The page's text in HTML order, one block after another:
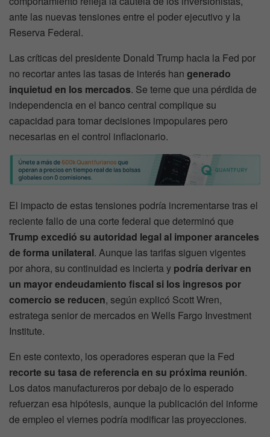
ante las nuevas tensiones entre el poder ejecutivo y la
Reserva Federal.
Las críticas del presidente Donald Trump hacia la Fed por
no recortar antes las tasas de interés han generado
inquietud en los mercados. Se teme que una pérdida de
independencia en el banco central complique su
capacidad para tomar decisiones impopulares pero
necesarias en el control inflacionario.
El impacto de estas tensiones podría incrementarse tras el
reciente fallo de una corte federal que determinó que
Trump excedió su autoridad legal al imponer aranceles
de forma unilateral. Aunque las tarifas siguen vigentes
por ahora, su continuidad es incierta y podría derivar en
un mayor endeudamiento fiscal si los ingresos por
comercio se reducen, según explicó Scott Wren,
estratega senior de mercados en Wells Fargo Investment
Institute.
En este contexto, los operadores esperan que la Fed
recorte su tasa de referencia en su próxima reunión.
Los datos manufactureros por debajo de lo esperado
refuerzan esa hipótesis, aunque la publicación del informe
de empleo el viernes podría modificar las proyecciones.